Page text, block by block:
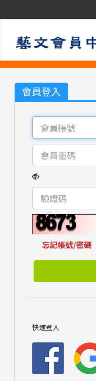
會員登入
忘記帳號/密碼
快速登入